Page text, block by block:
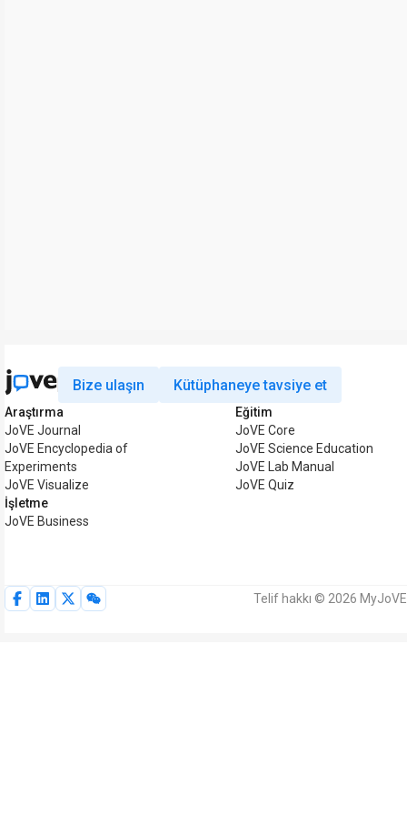
Bize ulaşın Kütüphaneye tavsiye et
Araştırma
JoVE Journal
JoVE Encyclopedia of
Experiments
JoVE Visualize
İşletme
JoVE Business
Eğitim
JoVE Core
JoVE Science Education
JoVE Lab Manual
JoVE Quiz
Telif hakkı © 2026 MyJoVE